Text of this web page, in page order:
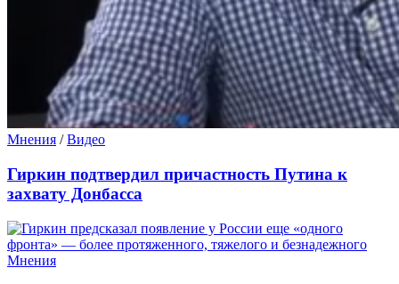
Мнения /Видео
Гиркин подтвердил причастность Путина к
захвату Донбасса
Мнения